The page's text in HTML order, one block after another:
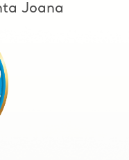
Joana